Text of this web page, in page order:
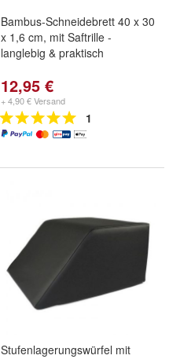
Bambus-Schneidebrett 40 x 30
x 1,6 cm, mit Saftrille -
langlebig & praktisch
12,95 €
+ 4,90 € Versand
1
Stufenlagerungswürfel mit